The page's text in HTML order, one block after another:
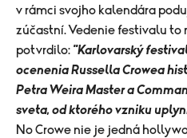
v rámci svojho kalendára
zúčastní. Vedenie festivalu to
potvrdilo: "Karlovarský
ocenenia Russella Crowea
Petra Weira Master a
sveta, od ktorého vzniku
No Crowe nie je jedná